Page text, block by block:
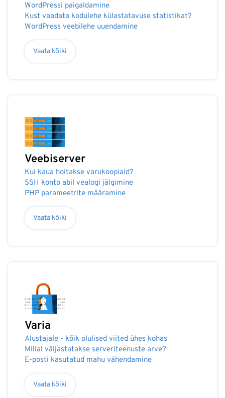
WordPressi paigaldamine
Kust vaadata kodulehe külastatavuse statistikat?
WordPress veebilehe uuendamine
Vaata kõiki
Veebiserver
Kui kaua hoitakse varukoopiaid?
SSH konto abil vealogi jälgimine
PHP parameetrite määramine
Vaata kõiki
Varia
Alustajale - kõik olulised viited ühes kohas
Millal väljastatakse serveriteenuste arve?
E-posti kasutatud mahu vähendamine
Vaata kõiki